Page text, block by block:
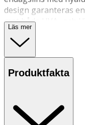
design garanteras
mot både UVA- och
Endagslinser
kastas. Vi råder dig
händer vid
Besök optiker
Läs mer
Produktfakta